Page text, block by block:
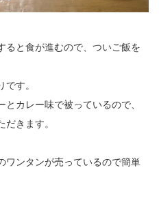
ると食が進むので、ついご飯を
す。
カレー味で被っているので、
きます。
ワンタンが売っているので簡単